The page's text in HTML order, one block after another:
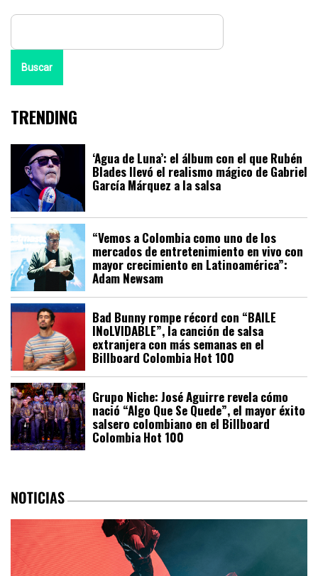
Buscar
TRENDING
‘Agua de Luna’: el álbum con el que Rubén
Blades llevó el realismo mágico de Gabriel
García Márquez a la salsa
“Vemos a Colombia como uno de los
mercados de entretenimiento en vivo con
mayor crecimiento en Latinoamérica”:
Adam Newsam
Bad Bunny rompe récord con “BAILE
INoLVIDABLE”, la canción de salsa
extranjera con más semanas en el
Billboard Colombia Hot 100
Grupo Niche: José Aguirre revela cómo
nació “Algo Que Se Quede”, el mayor éxito
salsero colombiano en el Billboard
Colombia Hot 100
NOTICIAS